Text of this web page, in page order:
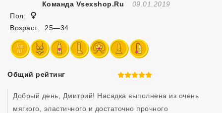
Команда Vsexshop.ru Отзыв Создан
09.01.2019
Пол:
Возраст:
25—34
Общий рейтинг 5 из 5
Добрый день, Дмитрий! Насадка выполнена из очень
мягкого, эластичного и достаточно прочного